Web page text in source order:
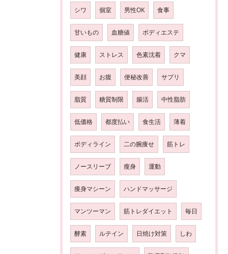
シワ 個室 男性OK 食事
甘いもの 血糖値 ボディエステ
健康 ストレス 色素沈着 クマ
美顔 お腹 便秘改善 サプリ
脂質 糖質制限 腸活 中性脂肪
低価格 都度払い 食生活 薄着
ボディライン 二の腕痩せ 筋トレ
ノースリーブ 瘦身 運動
痩身マシーン ハンドマッサージ
マンツーマン 筋トレダイエット 毎日
酵素 ルテイン 日焼け対策 しわ